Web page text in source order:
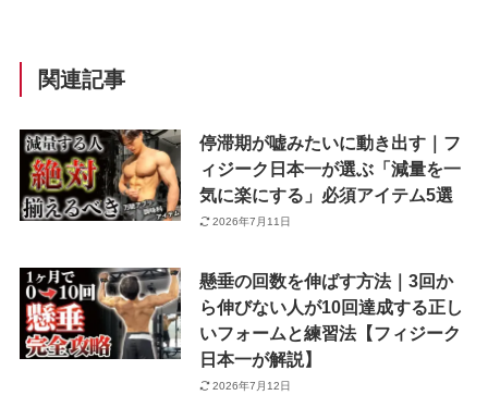
関連記事
停滞期が嘘みたいに動き出す｜フ
ィジーク日本一が選ぶ「減量を一
気に楽にする」必須アイテム5選
2026年7月11日
懸垂の回数を伸ばす方法｜3回か
ら伸びない人が10回達成する正し
いフォームと練習法【フィジーク
日本一が解説】
2026年7月12日